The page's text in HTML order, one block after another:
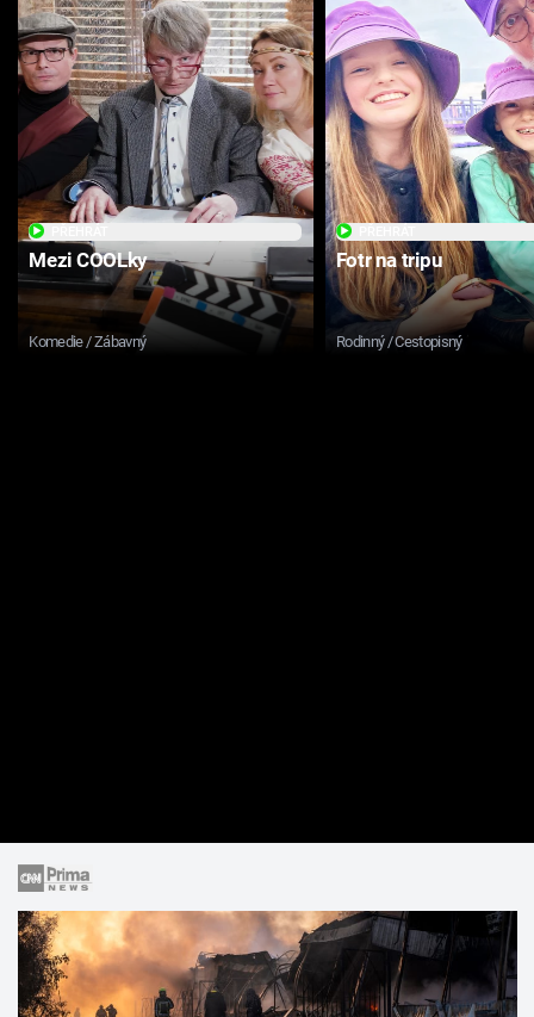
Mezi COOLky
Komedie / Zábavný
Fotr na tripu
Rodinný / Cestopisný